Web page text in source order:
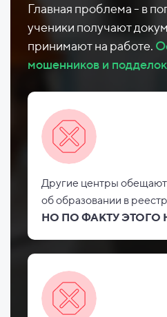
Главная проблема - в
ученики получают
принимают на работе.
мошенников и
Другие центры
обобразовании в
НО ПО ФАКТУ ЭТОГО